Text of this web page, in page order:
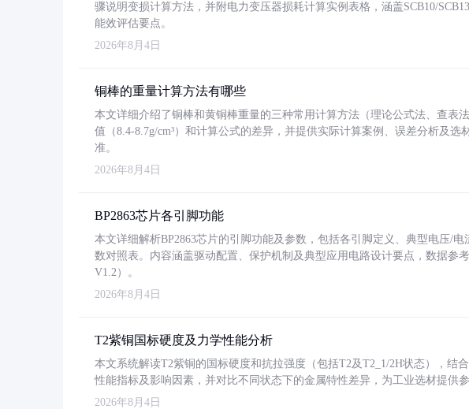
骤说明变损计算方法，并附电力变压器损耗计算实例表格，涵盖SCB10/
能效评估要点。
2026年8月4日
铜棒的重量计算方法有哪些
本文详细介绍了铜棒和黄铜棒重量的三种常用计算方法（理论公式法、查表
值（8.4-8.7g/cm³）和计算公式的差异，并提供实际计算案例、误差分析及选
准。
2026年8月4日
BP2863芯片各引脚功能
本文详细解析BP2863芯片的引脚功能及参数，包括各引脚定义、典型电压/
数对照表。内容涵盖驱动配置、保护机制及典型应用电路设计要点，数据参
V1.2）。
2026年8月4日
T2紫铜国标硬度及力学性能分析
本文系统解读T2紫铜的国标硬度和抗拉强度（包括T2及T2_1/2H状态），结
性能指标及影响因素，并对比不同状态下的金属特性差异，为工业选材提供参
2026年8月4日